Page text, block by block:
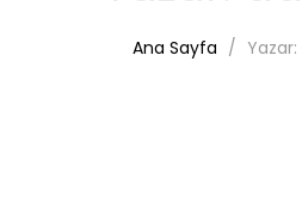
Ana Sayfa Yazar: